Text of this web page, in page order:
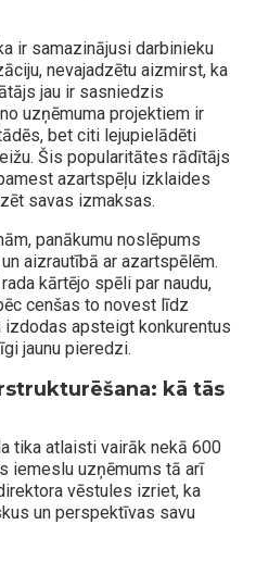
ir samazinājusi darbinieku
nevajadzētu aizmirst, ka
jau ir sasniedzis
uzņēmuma projektiem ir
bet citi lejupielādēti
Šis popularitātes rādītājs
azartspēļu izklaides
savas izmaksas.
panākumu noslēpums
aizrautībā ar azartspēlēm.
kārtējo spēli par naudu,
cenšas to novest līdz
apsteigt konkurentus
jaunu pieredzi.
kā tās
tika atlaisti vairāk nekā 600
iemeslu uzņēmums tā arī
vēstules izriet, ka
un perspektīvas savu